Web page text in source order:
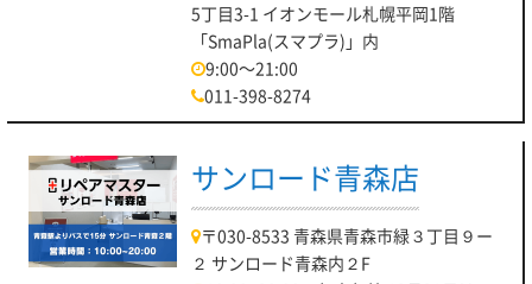
5丁目3-1 イオンモール札幌平岡1階
「SmaPla(スマプラ)」内
9:00～21:00
011-398-8274
サンロード青森店
〒030-8533 青森県青森市緑３丁目９ー
２ サンロード青森内２F